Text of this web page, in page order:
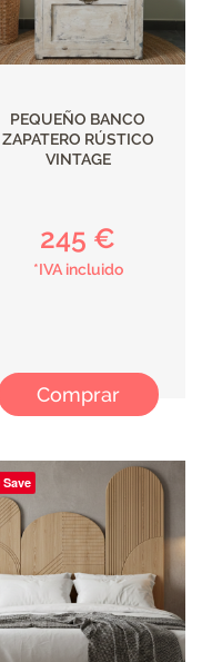
PEQUEÑO BANCO
ZAPATERO RÚSTICO
VINTAGE
245 €
*IVA incluido
Comprar
Save